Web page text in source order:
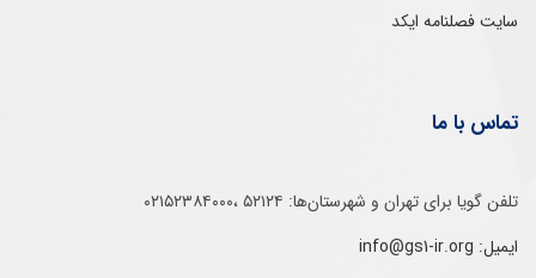
سایت فصلنامه ایکد
تماس با ما
تلفن‌ گویا برای‌ تهران‌‌ و‌ شهرستان‌ها:‌ ۵۲۱۲۴ ،۰۲۱۵۲۳۸۴۰۰۰
ایمیل: info@gs1-ir.org